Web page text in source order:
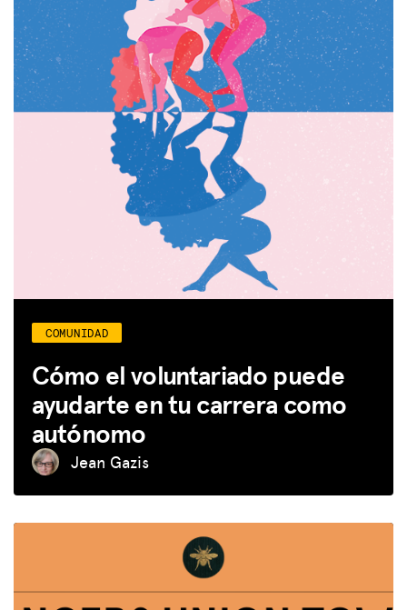
COMUNIDAD
Cómo el voluntariado puede
ayudarte en tu carrera como
autónomo
Jean Gazis